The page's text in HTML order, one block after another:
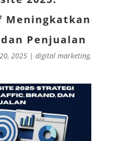
Penjualan
2025| digital marketing,